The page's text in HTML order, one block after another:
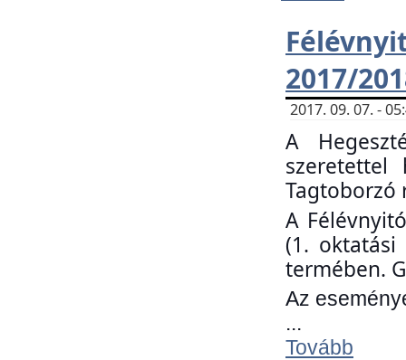
2017/
2017. 09. 07. -
A
Tagtoborzó
A
(1. oktatási
termében.
Az
...
Tovább